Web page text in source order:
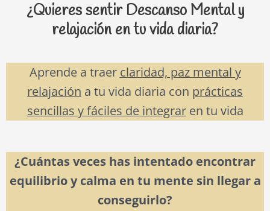
¿Quieres sentir Descanso Mental y
relajación en tu vida diaria?
Aprende a traer claridad, paz mental y
relajación a tu vida diaria con prácticas
sencillas y fáciles de integraren tu vida
¿Cuántas veces has intentado encontrar
equilibrio y calma en tu mente sin llegar a
conseguirlo?